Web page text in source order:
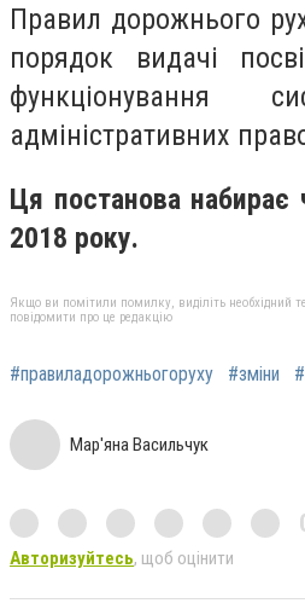
Правил дорожнього
порядок видачі
функціонування
адміністративних
Ця постанова набирає
2018 року.
Якщо ви помітили помилку, виділіть необхідний
повідомити про це редакцію
#правиладорожньогоруху #зміни
Мар'яна Васильчук
Авторизуйтесь, щоб оцінити